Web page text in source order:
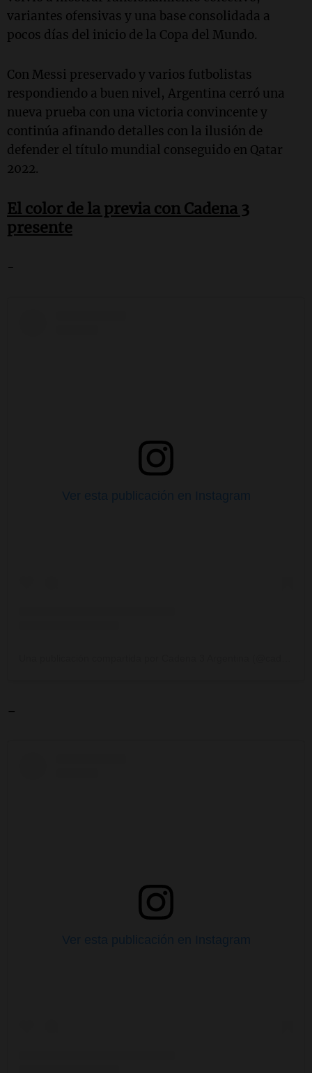
variantes ofensivas y una base consolidada a
pocos días del inicio de la Copa del Mundo.
Con Messi preservado y varios futbolistas
respondiendo a buen nivel, Argentina cerró una
nueva prueba con una victoria convincente y
continúa afinando detalles con la ilusión de
defender el título mundial conseguido en Qatar
2022.
El color de la previa con Cadena 3
presente
-
Ver esta publicación en Instagram
-
Ver esta publicación en Instagram